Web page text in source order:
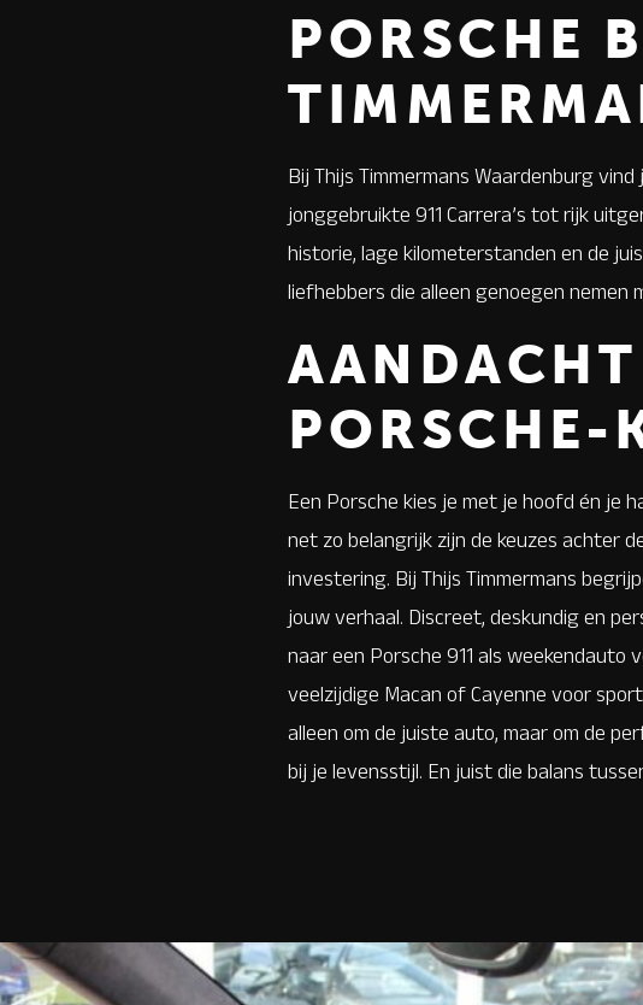
PORSCHE
Bij Thijs Timmermans Waardenburg
jonggebruikte 911 Carrera’s tot rijk
historie, lage kilometerstanden en de
liefhebbers die alleen genoegen nemen
PORSCHE-
Een Porsche kies je met je hoofd én je
net zo belangrijk zijn de keuzes achter
investering. Bij Thijs Timmermans
jouw verhaal. Discreet, deskundig en
naar een Porsche 911 als
veelzijdige Macan of Cayenne voor
alleen om de juiste auto, maar om de
bij je levensstijl. En juist die balans